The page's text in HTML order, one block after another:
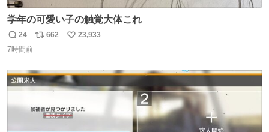
学年の可愛い子の触覚大体これ
返
信
24
リ
ト
数
662
い
数
23,933
7時間前